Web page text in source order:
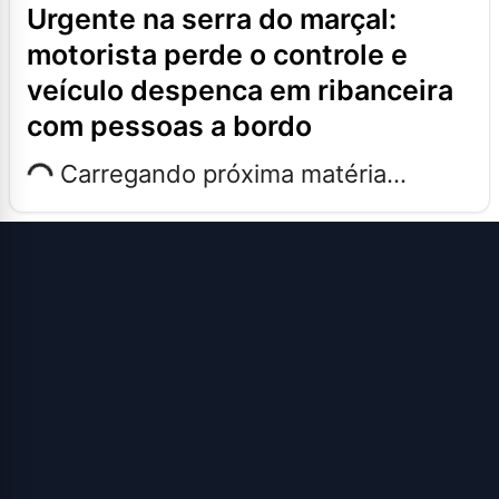
urgente na serra do marçal:
motorista perde o controle e
veículo despenca em ribanceira
com pessoas a bordo
Carregando próxima matéria...